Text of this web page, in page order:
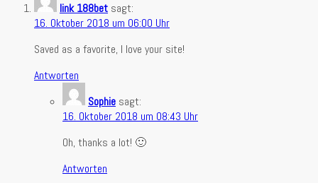
link 188bet sagt:
16. Oktober 2018 um 06:00 Uhr
Saved as a favorite, I love your site!
Antworten
Sophie sagt:
16. Oktober 2018 um 08:43 Uhr
Oh, thanks a lot! 🙂
Antworten